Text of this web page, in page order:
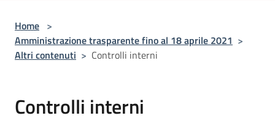
Home >
Amministrazione trasparente fino al 18 aprile 2021 >
Altri contenuti > Controlli interni
Controlli interni